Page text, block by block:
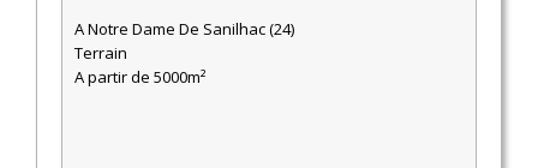
A Notre Dame De Sanilhac (24)
Terrain
A partir de 5000m²